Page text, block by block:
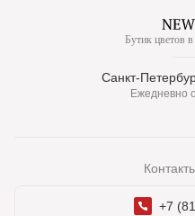
Бутик цветов
Санкт-
Ежедневно
+7